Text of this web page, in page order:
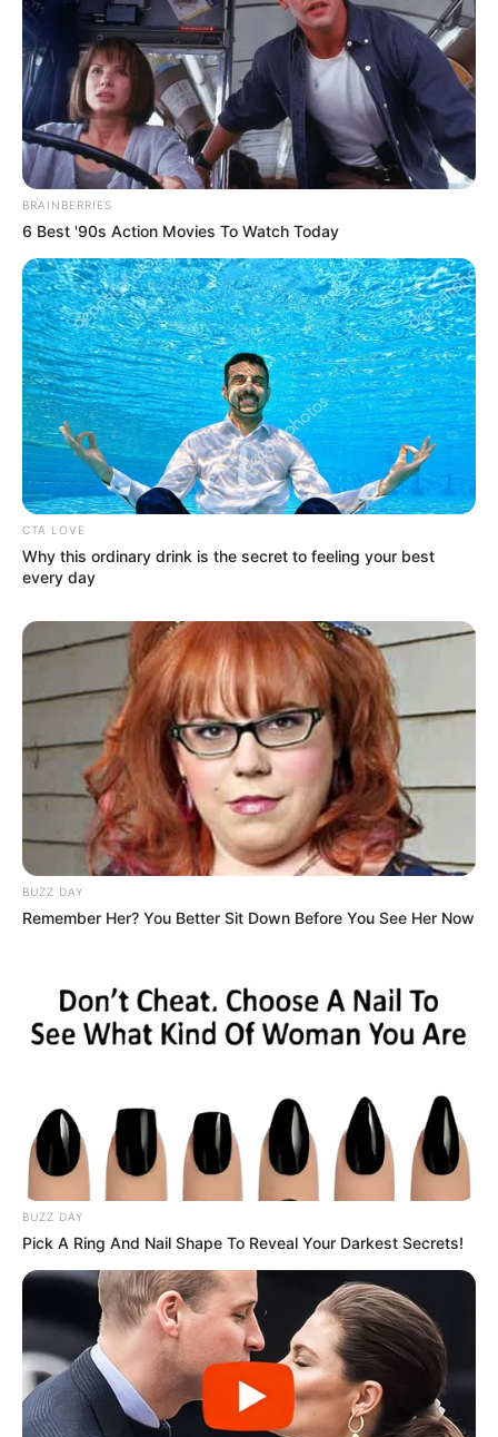
BRAINBERRIES
6 Best '90s Action Movies To Watch Today
CTA LOVE
Why this ordinary drink is the secret to feeling your best
every day
BUZZ DAY
Remember Her? You Better Sit Down Before You See Her Now
BUZZ DAY
Pick A Ring And Nail Shape To Reveal Your Darkest Secrets!